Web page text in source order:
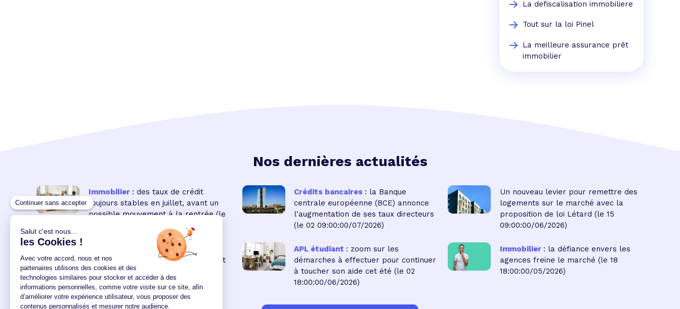
La defiscalisation immobiliere
Tout sur la loi Pinel
La meilleure assurance prêt
immobilier
Nos dernières actualités
Immobilier : des taux de crédit
toujours stables en juillet, avant un
possible mouvement à la rentrée (le
Crédits bancaires : la Banque
centrale européenne (BCE) annonce
l'augmentation de ses taux directeurs
(le 02 09:00:00/07/2026)
Un nouveau levier pour remettre des
logements sur le marché avec la
proposition de loi Létard (le 15
09:00:00/06/2026)
: la remontée des
taux réduit encore le pouvoir d'achat
des acquéreurs
12:00:00/06/2026)
APL étudiant : zoom sur les
démarches à effectuer pour continuer
à toucher son aide cet été (le 02
18:00:00/06/2026)
Immobilier : la défiance envers les
agences freine le marché (le 18
18:00:00/05/2026)